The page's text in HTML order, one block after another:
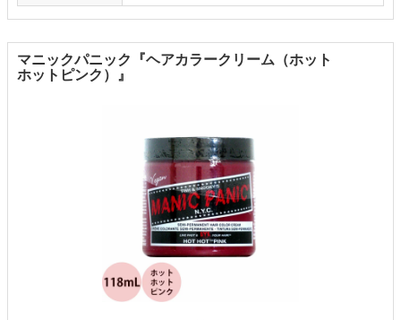
マニックパニック『ヘアカラークリーム（ホット
ホットピンク）』